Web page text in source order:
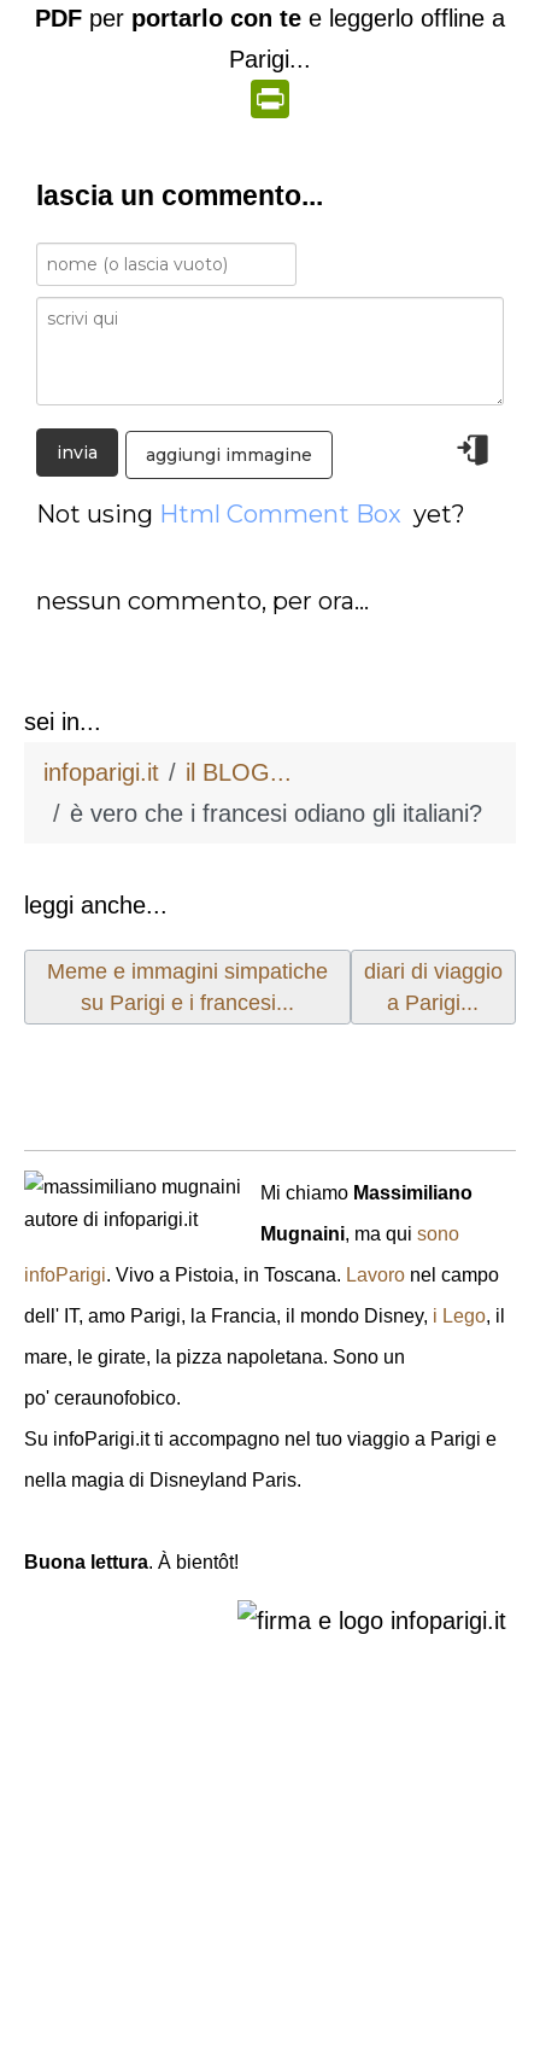
PDF per portarlo con te e leggerlo offline a
Parigi...
lascia un commento...
aggiungi immagine
Not using Html Comment Box yet?
nessun commento, per ora...
sei in...
infoparigi.it
il BLOG...
è vero che i francesi odiano gli italiani?
leggi anche...
Articolo precedente: Meme e immagini simpatiche
Meme e immagini simpatiche
su Parigi e i francesi...
Articolo
diari di viaggio
a Parigi...
Mi chiamo Massimiliano
Mugnaini, ma qui sono
infoParigi. Vivo a Pistoia, in Toscana. Lavoro nel campo
dell' IT, amo Parigi, la Francia, il mondo Disney, i Lego, il
mare, le girate, la pizza napoletana. Sono un
po' ceraunofobico.
Su infoParigi.it ti accompagno nel tuo viaggio a Parigi e
nella magia di Disneyland Paris.
Buona lettura. À bientôt!